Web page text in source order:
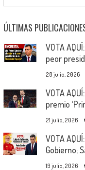
ÚLTIMAS
VOTA
peor
28 julio, 2026
VOTA
premio
21 julio, 2026
VOTA
Gobierno;
19 julio, 2026